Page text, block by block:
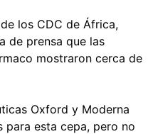
los CDC de África,
de prensa que las
mostraron cerca de
Oxford y Moderna
esta cepa, pero no